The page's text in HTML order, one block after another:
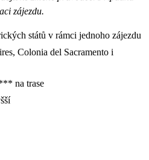
zájezdu.
států v rámci jednoho zájezdu
Colonia del Sacramento i
na trase